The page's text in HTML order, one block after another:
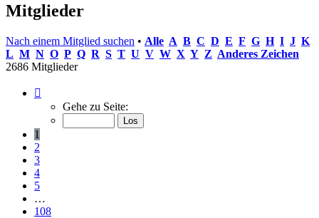
Mitglieder
Nach einem Mitglied suchen • Alle A B C D E F G H I J K
L M N O P Q R S T U V W X Y Z Anderes Zeichen
2686 Mitglieder
von
Gehe zu Seite:
1
2
3
4
5
…
108